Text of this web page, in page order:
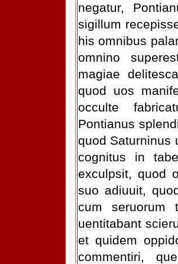
negatur,
sigillum
his omnibus
omnino
magiae
quod uos
occulte
Pontianus
quod Saturninus
cognitus in
exculpsit, quod
suo adiuuit,
cum seruorum
uentitabant
et quidem
commentiri,